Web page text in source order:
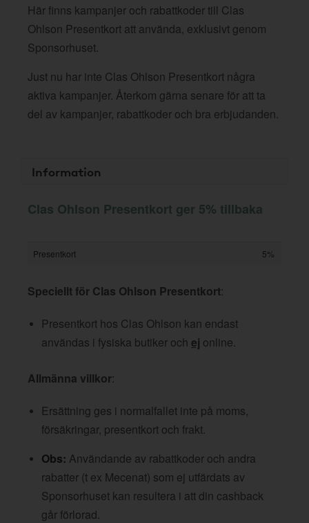
Här finns kampanjer och rabattkoder till Clas
Ohlson Presentkort att använda, exklusivt genom
Sponsorhuset.
Just nu har inte Clas Ohlson Presentkort några
aktiva kampanjer. Återkom gärna senare för att ta
del av kampanjer, rabattkoder och bra erbjudanden.
Information
Clas Ohlson Presentkort ger 5% tillbaka
Presentkort 5%
Speciellt för Clas Ohlson Presentkort:
Presentkort hos Clas Ohlson kan endast
användas i fysiska butiker och ej online.
Allmänna villkor:
Ersättning ges i normalfallet inte på moms,
försäkringar, presentkort och frakt.
Obs: Användande av rabattkoder och andra
rabatter (t ex Mecenat) som ej utfärdats av
Sponsorhuset kan resultera i att din cashback
går förlorad.